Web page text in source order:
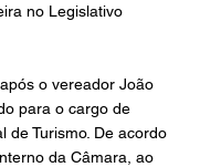
no Legislativo
o vereador João
para o cargo de
de Turismo. De acordo
da Câmara, ao